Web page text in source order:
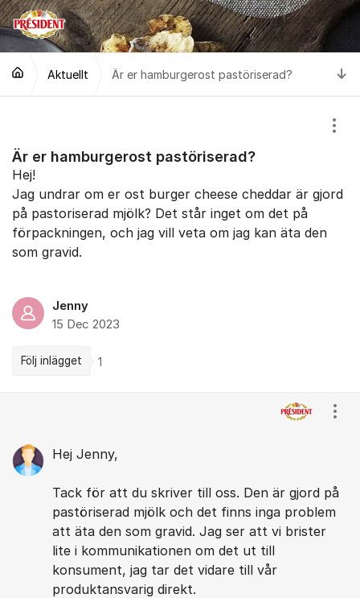
Hoppa till innehåll
Aktuellt Är er hamburgerost pastöriserad?
Är er hamburgerost pastöriserad?
Hej!
Jag undrar om er ost burger cheese cheddar är gjord
på pastoriserad mjölk? Det står inget om det på
förpackningen, och jag vill veta om jag kan äta den
som gravid.
Jenny
15 Dec 2023
Följ inlägget 1
Hej Jenny,
Tack för att du skriver till oss. Den är gjord på
pastöriserad mjölk och det finns inga problem
att äta den som gravid. Jag ser att vi brister
lite i kommunikationen om det ut till
konsument, jag tar det vidare till vår
produktansvarig direkt.